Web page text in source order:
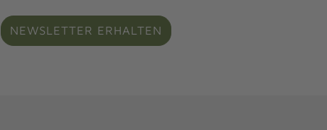
NEWSLETTER ERHALTEN